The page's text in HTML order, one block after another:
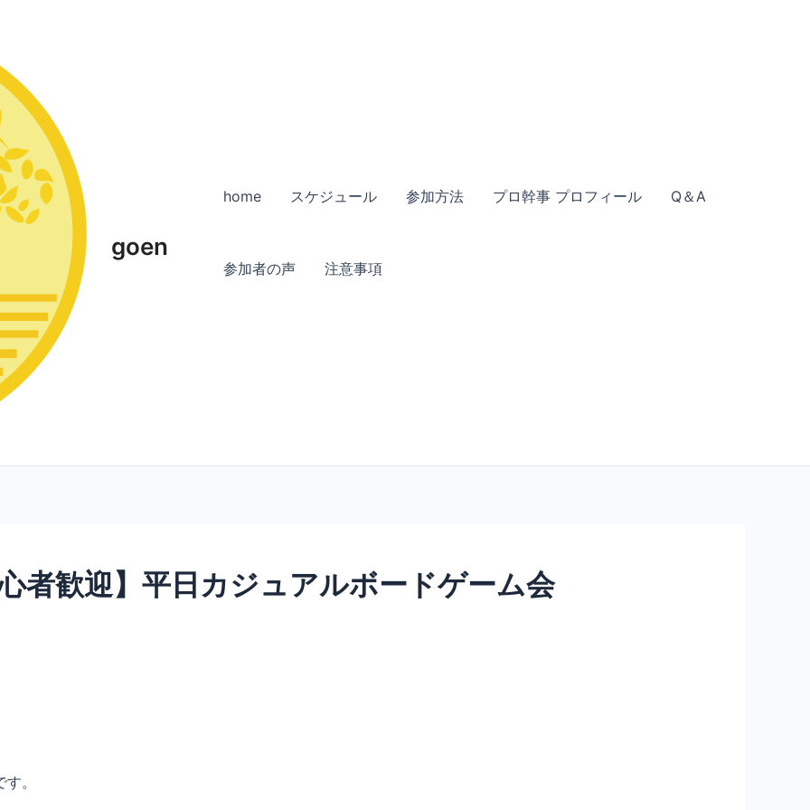
goen
home スケジュール 参加方法 プロ幹事 プロフィール Q＆A
参加者の声 注意事項
者歓迎】平日カジュアルボードゲーム会
。